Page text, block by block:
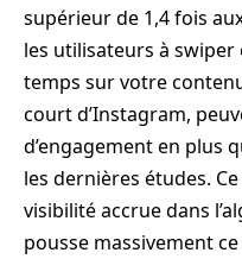
supérieur de 1,4 fois
les utilisateurs à
temps sur votre
court d’Instagram,
d’engagement en plus
les dernières études.
visibilité accrue dans
pousse massivement